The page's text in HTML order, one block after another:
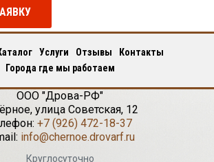
Услуги Отзывы
Контакты
Города где мы работаем
ООО "Дрова-РФ"
, улица Советская, 12
+7 (926) 472-18-37
info@chernoe.drovarf.ru
Круглосуточно